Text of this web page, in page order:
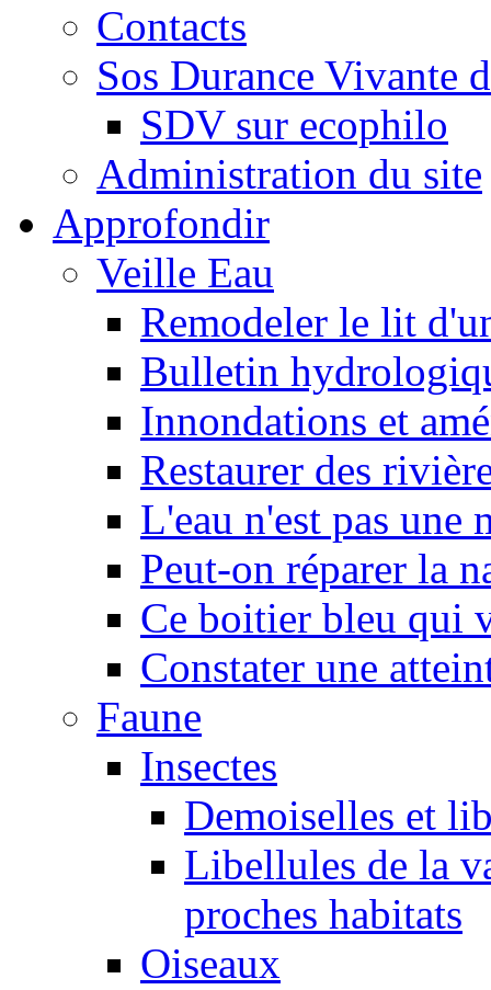
Contacts
Sos Durance Vivante
SDV sur ecophilo
Administration du site
Approfondir
Veille Eau
Remodeler le lit
Bulletin
Innondations et
Restaurer des
L'eau n'est pas une
Peut-on réparer la
Ce boitier bleu qui
Constater une
Faune
Insectes
Demoiselles et
Libellules de la
proches habitats
Oiseaux